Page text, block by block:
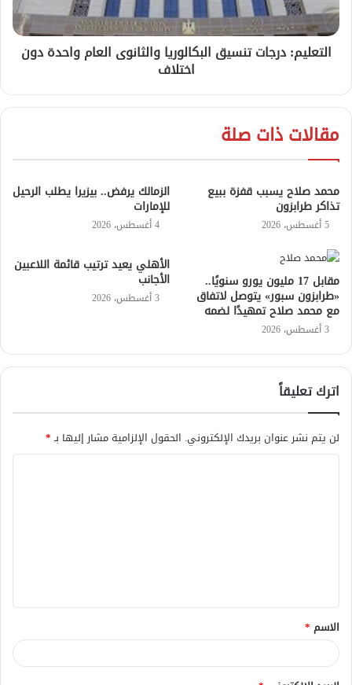
التعليم: درجات تنسيق البكالوريا والثانوى العام واحدة دون
اختلاف
مقالات ذات صلة
محمد صلاح يسبب قفزة ببيع
تذاكر طرابزون
5 أغسطس، 2026
الزمالك يرفض.. بيزيرا يطلب الرحيل
للإمارات
4 أغسطس، 2026
مقابل 17 مليون يورو سنويًا..
«طرابزون سبور» يتوصل لاتفاق
مع محمد صلاح تمهيدًا لضمه
3 أغسطس، 2026
الأهلي يعيد ترتيب قائمة اللاعبين
الأجانب
3 أغسطس، 2026
اترك تعليقاً
لن يتم نشر عنوان بريدك الإلكتروني. الحقول الإلزامية مشار إليها بـ*
ق
*
الاسم *